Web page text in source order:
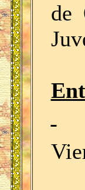
de